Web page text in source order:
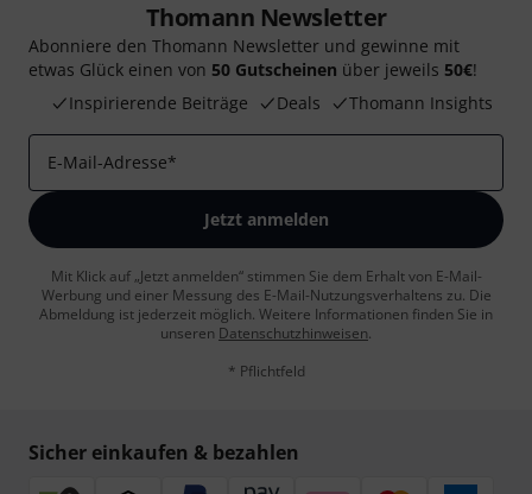
Thomann Newsletter
Abonniere den Thomann Newsletter und gewinne mit
etwas Glück einen von 50 Gutscheinen über jeweils 50€!
Inspirierende Beiträge
Deals Thomann Insights
E-Mail-Adresse*
Jetzt anmelden
Mit Klick auf „Jetzt anmelden“ stimmen Sie dem Erhalt von E-Mail-
Werbung und einer Messung des E-Mail-Nutzungsverhaltens zu. Die
Abmeldung ist jederzeit möglich. Weitere Informationen finden Sie in
unseren Datenschutzhinweisen.
* Pflichtfeld
Sicher einkaufen & bezahlen